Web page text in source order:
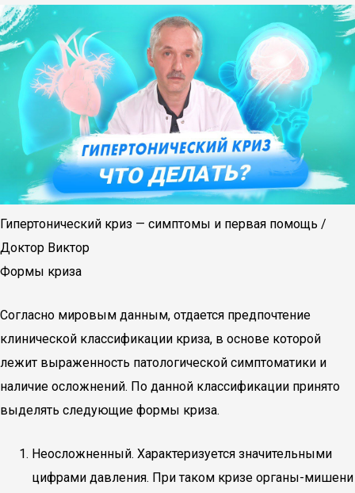
Гипертонический криз — симптомы и первая помощь /
Доктор Виктор
Формы криза
Согласно мировым данным, отдается предпочтение
клинической классификации криза, в основе которой
лежит выраженность патологической симптоматики и
наличие осложнений. По данной классификации принято
выделять следующие формы криза.
Неосложненный. Характеризуется значительными
цифрами давления. При таком кризе органы-мишени